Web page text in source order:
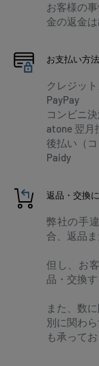
お客様の
金の返金
お支払い方法
クレジッ
PayPay
コンビニ
atone 翌月
後払い（コ
Paidy
返品・交換
弊社の手
合、返品ま
但し、お
品・交換
また、数
別に関わ
も承ってお